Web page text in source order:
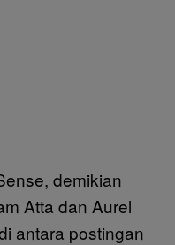
demikian
Atta dan Aurel
antara postingan